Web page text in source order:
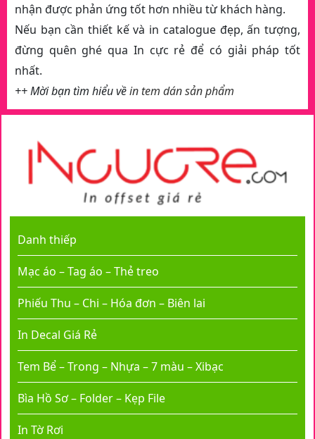
nhận được phản ứng tốt hơn nhiều từ khách hàng.
Nếu bạn cần thiết kế và in catalogue đẹp, ấn tượng,
đừng quên ghé qua In cực rẻ để có giải pháp tốt
nhất.
++ Mời bạn tìm hiểu vềin tem dán sản phẩm
Danh thiếp
Mạc áo – Tag áo – Thẻ treo
Phiếu Thu – Chi – Hóa đơn – Biên lai
In Decal Giá Rẻ
Tem Bể – Trong – Nhựa – 7 màu – Xibạc
Bìa Hồ Sơ – Folder – Kẹp File
In Tờ Rơi